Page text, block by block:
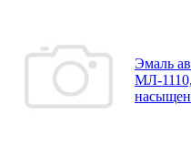
Эмаль
МЛ-